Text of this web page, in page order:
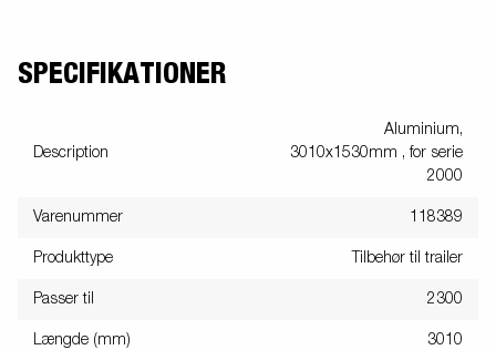
SPECIFIKATIONER
Description
Aluminium,
3010x1530mm , for serie
2000
Varenummer 118389
Produkttype Tilbehør til trailer
Passer til 2300
Længde (mm) 3010